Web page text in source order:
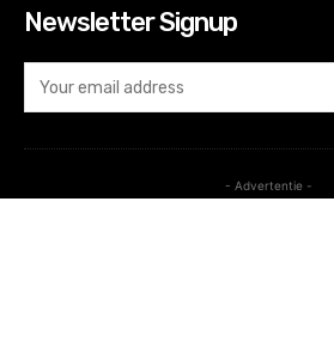
Newsletter Signup
- Advertentie -